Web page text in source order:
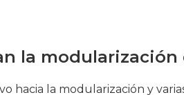
la
hacia la modularización y